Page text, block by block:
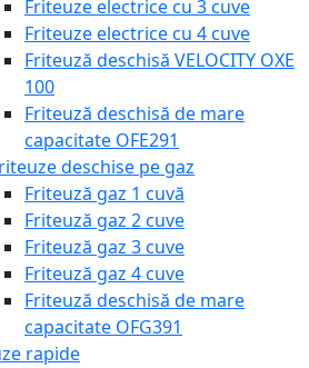
Friteuze electrice cu 3 cuve
Friteuze electrice cu 4 cuve
Friteuză deschisă VELOCITY OXE
100
Friteuză deschisă de mare
capacitate OFE291
deschise pe gaz
Friteuză gaz 1 cuvă
Friteuză gaz 2 cuve
Friteuză gaz 3 cuve
Friteuză gaz 4 cuve
Friteuză deschisă de mare
capacitate OFG391
rapide